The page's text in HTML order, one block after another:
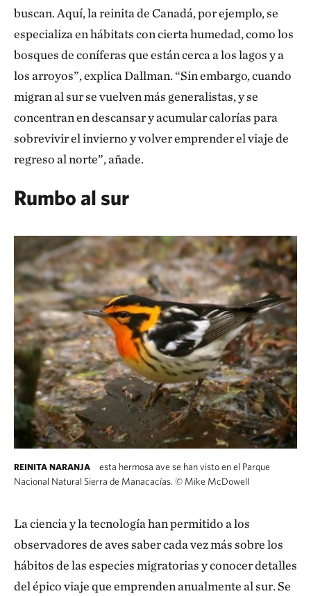
buscan. Aquí, la reinita de Canadá, por ejemplo, se
especializa en hábitats con cierta humedad, como los
bosques de coníferas que están cerca a los lagos y a
los arroyos”, explica Dallman. “Sin embargo, cuando
migran al sur se vuelven más generalistas, y se
concentran en descansar y acumular calorías para
sobrevivir el invierno y volver emprender el viaje de
regreso al norte”, añade.
Rumbo al sur
REINITA NARANJA
esta hermosa ave se han visto en el Parque
Nacional Natural Sierra de Manacacías. © Mike McDowell
La ciencia y la tecnología han permitido a los
observadores de aves saber cada vez más sobre los
hábitos de las especies migratorias y conocer detalles
del épico viaje que emprenden anualmente al sur. Se